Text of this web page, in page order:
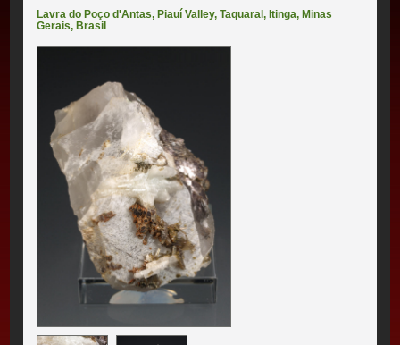
Lavra do Poço d'Antas, Piauí Valley,Taquaral, Itinga, Minas
Gerais, Brasil